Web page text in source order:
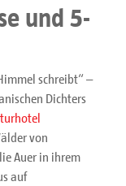
und 5-
schreibt“ –
Dichters
von
Auer in ihrem
auf